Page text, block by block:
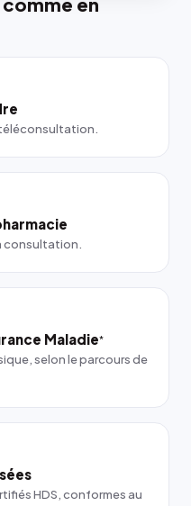
consultation.
Maladie*
selon le parcours de
HDS, conformes au